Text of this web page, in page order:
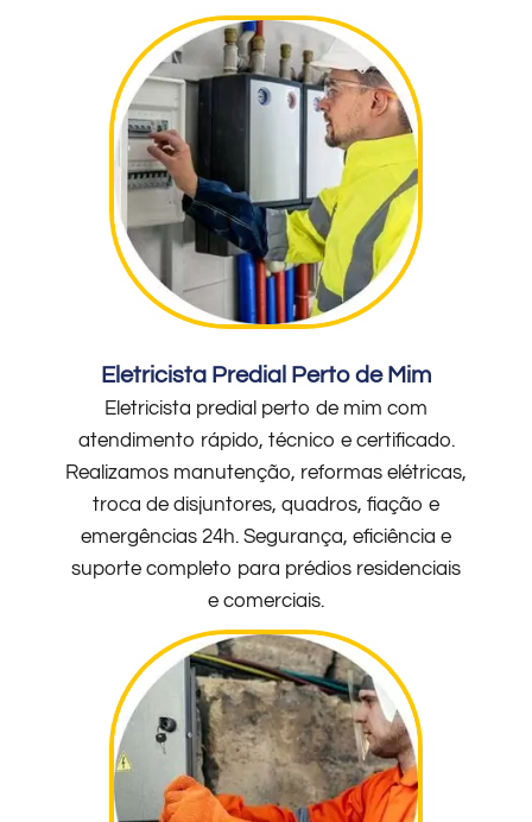
Eletricista Predial Perto de Mim
Eletricista predial perto de mim com
atendimento rápido, técnico e certificado.
Realizamos manutenção, reformas elétricas,
troca de disjuntores, quadros, fiação e
emergências 24h. Segurança, eficiência e
suporte completo para prédios residenciais
e comerciais.